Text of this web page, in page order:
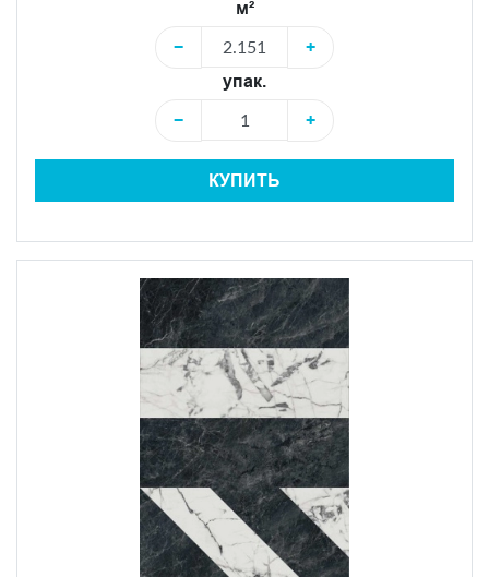
м²
−
+
упак.
−
+
КУПИТЬ